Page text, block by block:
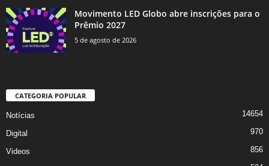
Movimento LED Globo abre inscrições para o
Prêmio 2027
5 de agosto de 2026
CATEGORIA POPULAR
Notícias 14654
Digital 970
Videos 856